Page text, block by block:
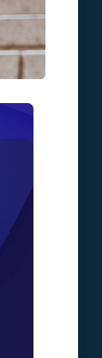
найбільш
Інтернет-
Найшвидший і